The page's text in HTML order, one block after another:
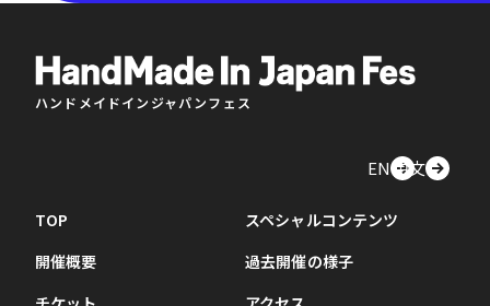
ハンドメイドインジャパンフェス
EN中文
TOP
開催概要
スペシャルコンテンツ
過去開催の様子